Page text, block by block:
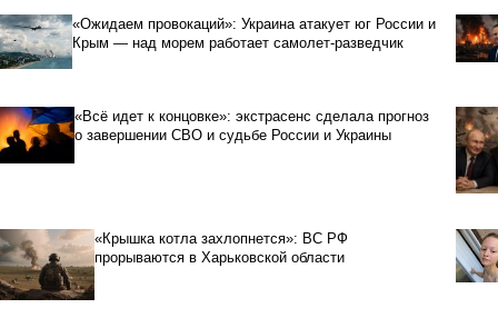
«Ожидаем провокаций»: Украина атакует юг России и
Крым — над морем работает самолет-разведчик
«Всё идет к концовке»: экстрасенс сделала прогноз
о завершении СВО и судьбе России и Украины
«Крышка котла захлопнется»: ВС РФ
прорываются в Харьковской области